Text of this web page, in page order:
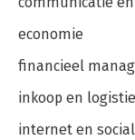
economie
financieel
inkoop en
internet en